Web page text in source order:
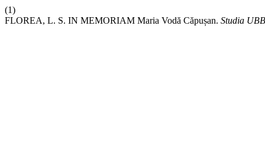
(1)
FLOREA, L. S. IN MEMORIAM Maria Vodă Căpușan. Studia